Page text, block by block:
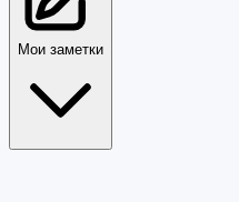
Мои заметки